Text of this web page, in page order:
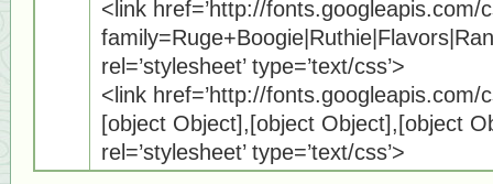
<link href=’http://fonts.googleapis.com/
rel=’stylesheet’ type=’text/css’>
<link href=’http://fonts.googleapis.com/
[object Object],[object Object],[object
rel=’stylesheet’ type=’text/css’>